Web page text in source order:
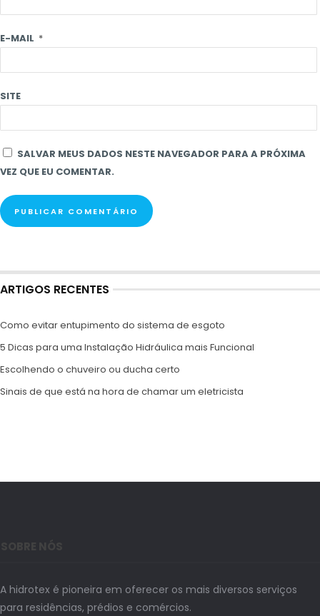
E-MAIL *
SITE
SALVAR MEUS DADOS NESTE NAVEGADOR PARA A PRÓXIMA
VEZ QUE EU COMENTAR.
ARTIGOS RECENTES
Como evitar entupimento do sistema de esgoto
5 Dicas para uma Instalação Hidráulica mais Funcional
Escolhendo o chuveiro ou ducha certo
Sinais de que está na hora de chamar um eletricista
A hidrotex é pioneira em oferecer os mais diversos serviços
para residências, prédios e comércios.